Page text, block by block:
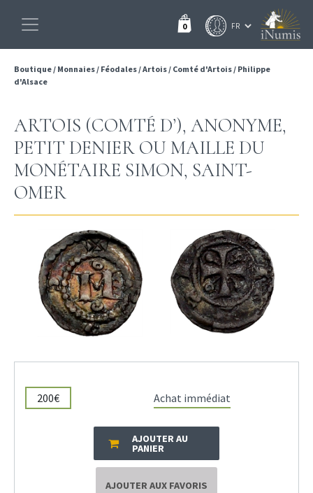
0
Boutique/ Monnaies/ Féodales/Artois/ Comté d'Artois/ Philippe
d'Alsace
ARTOIS (COMTÉ D’), ANONYME,
PETIT DENIER OU MAILLE DU
MONÉTAIRE SIMON, SAINT-
OMER
200€ Achat immédiat
AJOUTER AU
PANIER
AJOUTER AUX FAVORIS